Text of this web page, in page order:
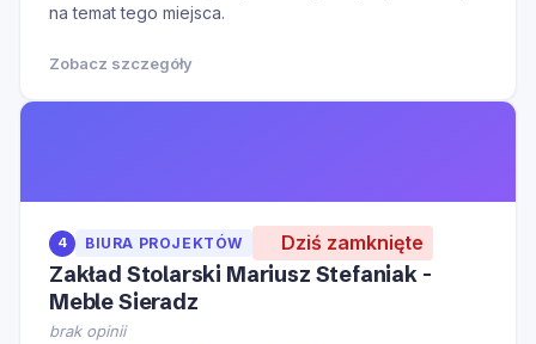
na temat tego miejsca.
Zobacz szczegóły
4 BIURA PROJEKTÓW Dziś zamknięte
Zakład Stolarski Mariusz Stefaniak -
Meble Sieradz
brak opinii